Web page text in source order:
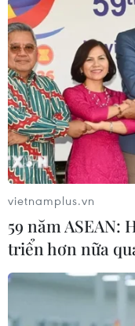
vietnamplus.vn
59 năm ASEAN:
triển hơn nữa